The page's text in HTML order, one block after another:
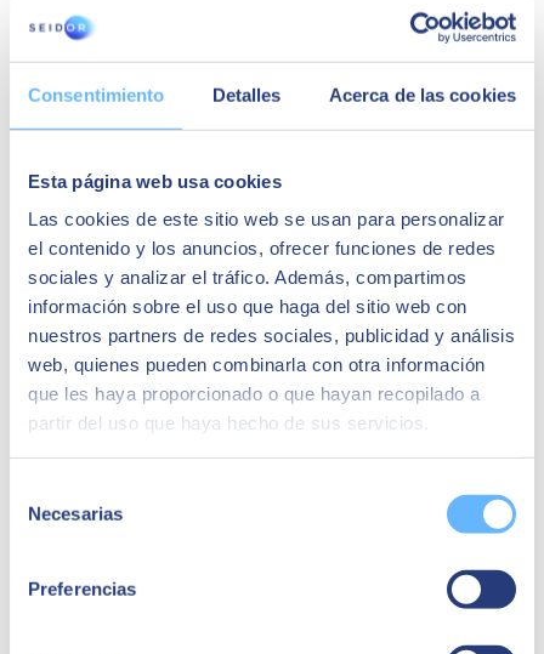
Consentimiento Detalles Acerca de las cookies
Esta página web usa cookies
Las cookies de este sitio web se usan para personalizar
el contenido y los anuncios, ofrecer funciones de redes
sociales y analizar el tráfico. Además, compartimos
información sobre el uso que haga del sitio web con
nuestros partners de redes sociales, publicidad y análisis
web, quienes pueden combinarla con otra información
que les haya proporcionado o que hayan recopilado a
partir del uso que haya hecho de sus servicios.
Necesarias
Preferencias
El ERP Líder en PYMES de distribución
En este dosier te contamos cómo SAP Business One ha aplicado las
las necesidades actuales y futuras del sector.